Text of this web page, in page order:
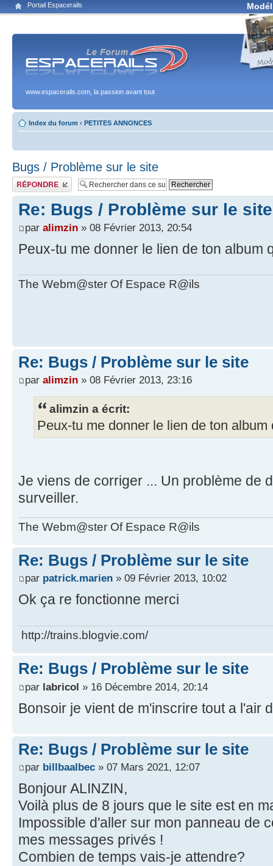
Portail Espacerails
www.espacerails.com, la passion avant tout
Index du forum ‹ PETITES ANNONCES
Bugs / Problème sur le site
Publier une réponse
Re: Bugs / Problème sur le site
par alimzin » 08 Février 2013, 20:54
Peux-tu me donner le lien de ton album
The Webm@ster Of Espace R@ils
Re: Bugs / Problème sur le site
par alimzin » 08 Février 2013, 23:16
alimzin a écrit:
Peux-tu me donner le lien de ton album
Je viens de corriger ... Un problème de
surveiller.
The Webm@ster Of Espace R@ils
Re: Bugs / Problème sur le site
par patrick.marien » 09 Février 2013, 10:02
Ok ça re fonctionne merci
http://trains.blogvie.com/
Re: Bugs / Problème sur le site
par labricol » 16 Décembre 2014, 20:14
Bonsoir je vient de m'inscrire tout a l'air
Re: Bugs / Problème sur le site
par billbaalbec » 07 Mars 2021, 12:07
Bonjour ALINZIN,
Voilà plus de 8 jours que le site est en
Impossible d'aller sur mon panneau de
mes messages privés !
Combien de temps vais-je attendre?